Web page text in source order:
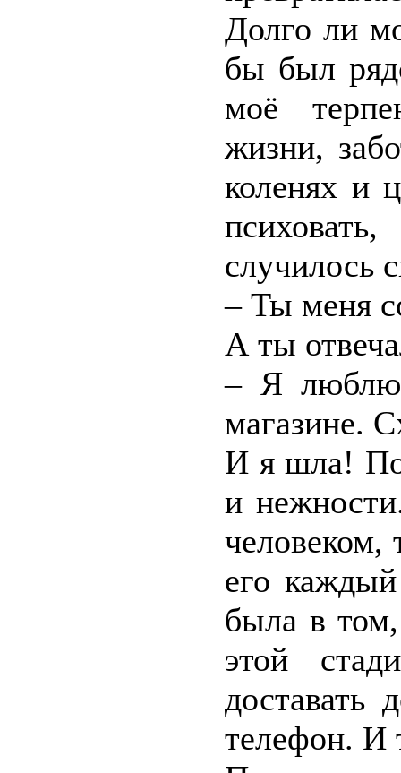
Долго ли
бы был
моё
жизни,
коленях и
случилось
– Ты меня
А ты
– Я люблю
магазине.
И я шла!
и
человеком,
его
была в
этой
доставать
телефон. И